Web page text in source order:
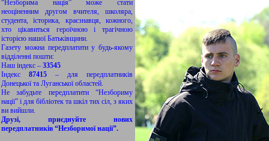
“Незборима нація” може стати
неоціненним другом вчителя, школяра,
студента, історика, краєзнавця, кожного,
хто цікавиться героїчною і трагічною
історією нашої Батьківщини.
Газету можна передплатити у будь-якому
відділенні пошти:
Наш індекс – 33545
Індекс 87415 – для передплатників
Донецької та Луганської областей.
Не забудьте передплатити “Незбориму
нації” і для бібліотек та шкіл тих сіл, з яких
ви вийшли.
Друзі, приєднуйте нових
передплатників “Незборимої нації”.